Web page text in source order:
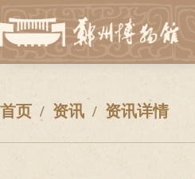
首页 资讯 资讯详情